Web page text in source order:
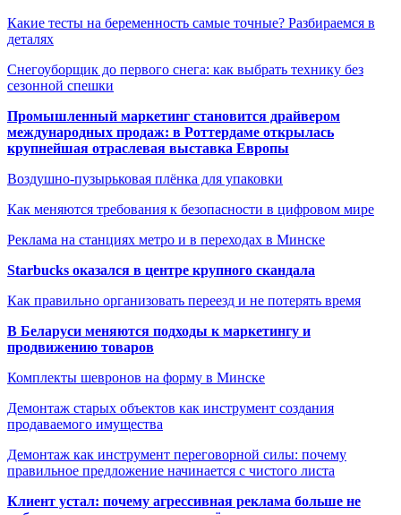
Какие тесты на беременность самые точные? Разбираемся в
деталях
Снегоуборщик до первого снега: как выбрать технику без
сезонной спешки
Промышленный маркетинг становится драйвером
международных продаж: в Роттердаме открылась
крупнейшая отраслевая выставка Европы
Воздушно-пузырьковая плёнка для упаковки
Как меняются требования к безопасности в цифровом мире
Реклама на станциях метро и в переходах в Минске
Starbucks оказался в центре крупного скандала
Как правильно организовать переезд и не потерять время
В Беларуси меняются подходы к маркетингу и
продвижению товаров
Комплекты шевронов на форму в Минске
Демонтаж старых объектов как инструмент создания
продаваемого имущества
Демонтаж как инструмент переговорной силы: почему
правильное предложение начинается с чистого листа
Клиент устал: почему агрессивная реклама больше не